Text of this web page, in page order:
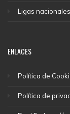
Ligas nacionales
ENLACES
Política de
Política de